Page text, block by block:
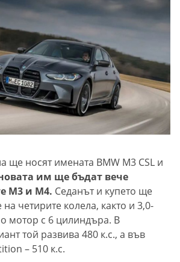
ще носят имената BMW M3 CSL и
им ще бъдат вече
M3 и M4. Седанът и купето ще
четирите колела, както и 3,0-
мотор с 6 цилиндъра. В
той развива 480 к.с., а във
– 510 к.с.